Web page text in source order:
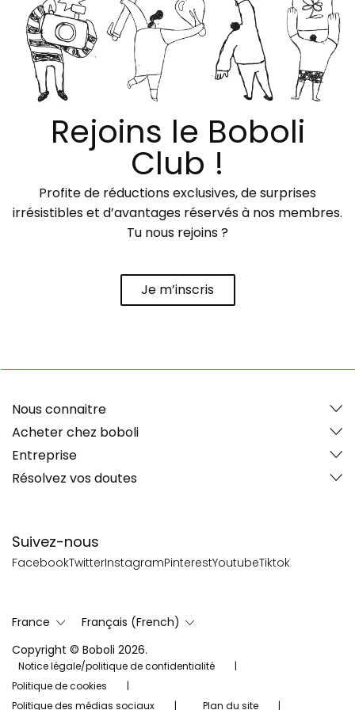
Rejoins le Boboli
Club !
Profite de réductions exclusives, de surprises
irrésistibles et d’avantages réservés à nos membres.
Tu nous rejoins ?
Je m’inscris
Suivez-nous
FacebookTwitterInstagramPinterestYoutubeTiktok
Nous connaitre
Acheter chez boboli
Entreprise
Résolvez vos doutes
France
Français (French)
Copyright © Boboli 2026.
Notice légale/politique de confidentialité
Politique de cookies
Politique des médias sociaux
Plan du site